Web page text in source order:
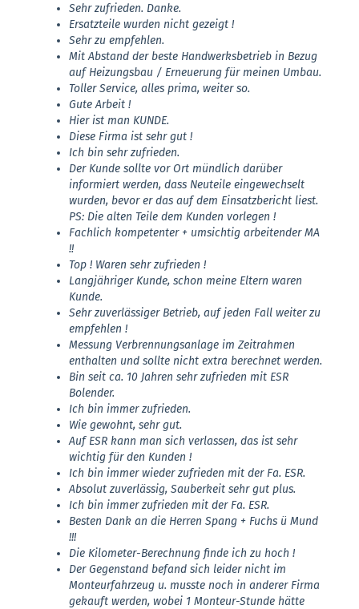
Sehr zufrieden. Danke.
Ersatzteile wurden nicht gezeigt !
Sehr zu empfehlen.
Mit Abstand der beste Handwerksbetrieb in Bezug
auf Heizungsbau / Erneuerung für meinen Umbau.
Toller Service, alles prima, weiter so.
Gute Arbeit !
Hier ist man KUNDE.
Diese Firma ist sehr gut !
Ich bin sehr zufrieden.
Der Kunde sollte vor Ort mündlich darüber
informiert werden, dass Neuteile eingewechselt
wurden, bevor er das auf dem Einsatzbericht liest.
PS: Die alten Teile dem Kunden vorlegen !
Fachlich kompetenter + umsichtig arbeitender MA
!!
Top ! Waren sehr zufrieden !
Langjähriger Kunde, schon meine Eltern waren
Kunde.
Sehr zuverlässiger Betrieb, auf jeden Fall weiter zu
empfehlen !
Messung Verbrennungsanlage im Zeitrahmen
enthalten und sollte nicht extra berechnet werden.
Bin seit ca. 10 Jahren sehr zufrieden mit ESR
Bolender.
Ich bin immer zufrieden.
Wie gewohnt, sehr gut.
Auf ESR kann man sich verlassen, das ist sehr
wichtig für den Kunden !
Ich bin immer wieder zufrieden mit der Fa. ESR.
Absolut zuverlässig, Sauberkeit sehr gut plus.
Ich bin immer zufrieden mit der Fa. ESR.
Besten Dank an die Herren Spang + Fuchs ü Mund
!!!
Die Kilometer-Berechnung finde ich zu hoch !
Der Gegenstand befand sich leider nicht im
Monteurfahrzeug u. musste noch in anderer Firma
gekauft werden, wobei 1 Monteur-Stunde hätte